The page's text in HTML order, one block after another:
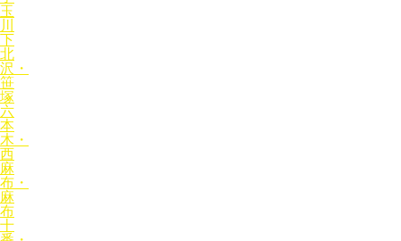
玉
川
下
北
沢・
笹
塚
六
本
木・
西
麻
布・
麻
布
十